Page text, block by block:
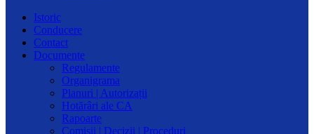
Istoric
Conducere
Contact
Documente
Regulamente
Organigrama
Planuri | Autorizații
Hotărâri ale CA
Rapoarte
Comisii | Decizii | Proceduri